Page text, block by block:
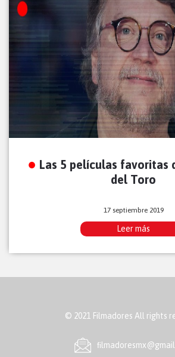
Las 5 películas favoritas
del Toro
17 septiembre 2019
Leer más
© 2021 Filmadores All rights